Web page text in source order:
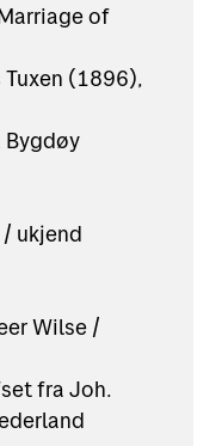
of
Tuxen (1896),
Bygdøy
ukjend
Wilse /
fra Joh.